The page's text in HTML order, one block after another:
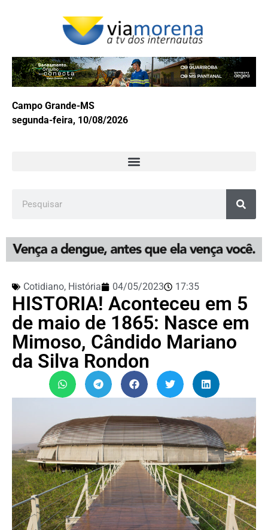
Campo Grande-MS
segunda-feira, 10/08/2026
Cotidiano, História 04/05/2023 17:35
HISTORIA! Aconteceu em 5
de maio de 1865: Nasce em
Mimoso, Cândido Mariano
da Silva Rondon